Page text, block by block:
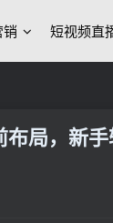
短视频直
局，新